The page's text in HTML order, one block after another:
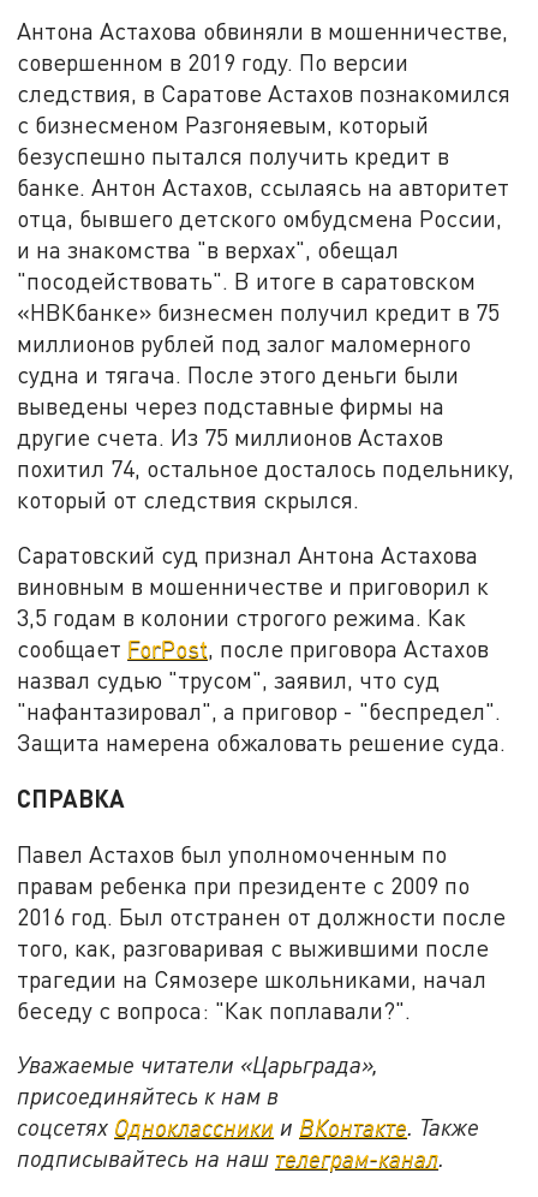
Антона Астахова обвиняли в мошенничестве,
совершенном в 2019 году. По версии
следствия, в Саратове Астахов познакомился
с бизнесменом Разгоняевым, который
безуспешно пытался получить кредит в
банке. Антон Астахов, ссылаясь на авторитет
отца, бывшего детского омбудсмена России,
и на знакомства "в верхах", обещал
"посодействовать". В итоге в саратовском
«НВКбанке» бизнесмен получил кредит в 75
миллионов рублей под залог маломерного
судна и тягача. После этого деньги были
выведены через подставные фирмы на
другие счета. Из 75 миллионов Астахов
похитил 74, остальное досталось подельнику,
который от следствия скрылся.
Саратовский суд признал Антона Астахова
виновным в мошенничестве и приговорил к
3,5 годам в колонии строгого режима. Как
сообщает ForPost, после приговора Астахов
назвал судью "трусом", заявил, что суд
"нафантазировал", а приговор - "беспредел".
Защита намерена обжаловать решение суда.
СПРАВКА
Павел Астахов был уполномоченным по
правам ребенка при президенте с 2009 по
2016 год. Был отстранен от должности после
того, как, разговаривая с выжившими после
трагедии на Сямозере школьниками, начал
беседу с вопроса: "Как поплавали?".
Уважаемые читатели «Царьграда»,
присоединяйтесь к нам в
соцсетях Одноклассники и ВКонтакте. Также
подписывайтесь на наш телеграм-канал.